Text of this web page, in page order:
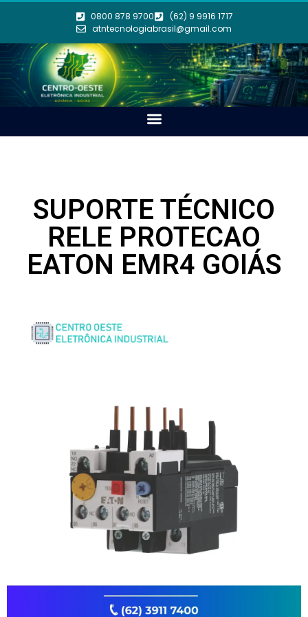
0800 878 9700
(62) 9 9916 1717
atntecnologiabrasil@gmail.com
SUPORTE TÉCNICO
RELE PROTECAO
EATON EMR4 GOIÁS